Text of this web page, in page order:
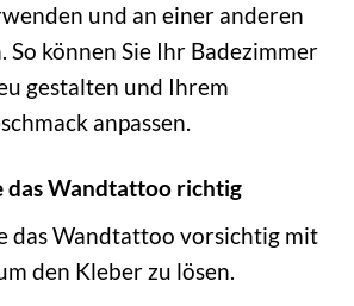
und an einer anderen
So können Sie Ihr Badezimmer
gestalten und Ihrem
anpassen.
das Wandtattoo richtig
das Wandtattoo vorsichtig mit
den Kleber zu lösen.